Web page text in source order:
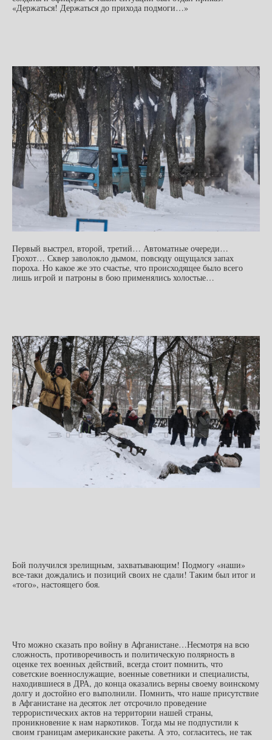
«Держаться! Держаться до прихода подмоги…»
Первый выстрел, второй, третий… Автоматные очереди…
Грохот… Сквер заволокло дымом, повсюду ощущался запах
пороха. Но какое же это счастье, что происходящее было всего
лишь игрой и патроны в бою применялись холостые…
Бой получился зрелищным, захватывающим! Подмогу «наши»
все-таки дождались и позиций своих не сдали! Таким был итог и
«того», настоящего боя.
Что можно сказать про войну в Афганистане…Несмотря на всю
сложность, противоречивость и политическую полярность в
оценке тех военных действий, всегда стоит помнить, что
советские военнослужащие, военные советники и специалисты,
находившиеся в ДРА, до конца оказались верны своему воинскому
долгу и достойно его выполнили. Помнить, что наше присутствие
в Афганистане на десяток лет отсрочило проведение
террористических актов на территории нашей страны,
проникновение к нам наркотиков. Тогда мы не подпустили к
своим границам американские ракеты. А это, согласитесь, не так